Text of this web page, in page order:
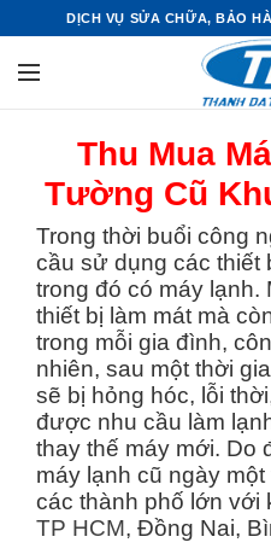
DỊCH VỤ SỬA CHỮA, BẢO
Thu Mua
Tường Cũ
Trong thời buổi công
cầu sử dụng các thiết
trong đó có máy lạnh.
thiết bị làm mát mà
trong mỗi gia đình,
nhiên, sau một thời
sẽ bị hỏng hóc, lỗi
được nhu cầu làm
thay thế máy mới. Do
máy lạnh cũ ngày
các thành phố lớn với
TP HCM, Đồng Nai,